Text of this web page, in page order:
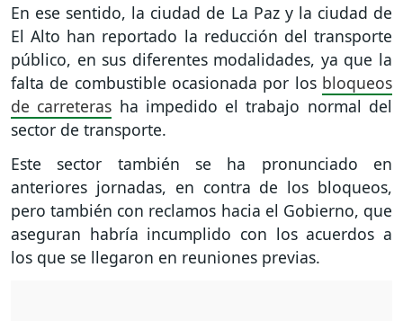
En ese sentido, la ciudad de La Paz y la ciudad de
El Alto han reportado la reducción del transporte
público, en sus diferentes modalidades, ya que la
falta de combustible ocasionada por los bloqueos
de carreteras ha impedido el trabajo normal del
sector de transporte.
Este sector también se ha pronunciado en
anteriores jornadas, en contra de los bloqueos,
pero también con reclamos hacia el Gobierno, que
aseguran habría incumplido con los acuerdos a
los que se llegaron en reuniones previas.